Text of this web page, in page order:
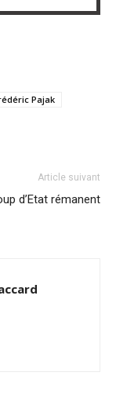
Pajak
Article suivant
d’Etat rémanent